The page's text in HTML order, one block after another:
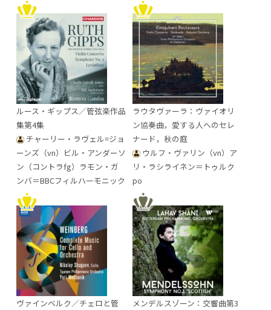
ルース・ギップス／管弦楽作品
集第4集
チャーリー・ラヴェル=ジョ
ーンズ（vn）ビル・アンダーソ
ン（コントラfg）ラモン・ガ
ンバ＝BBCフィルハーモニック
ラウタヴァーラ：ヴァイオリ
ン協奏曲，愛する人へのセレ
ナード，秋の庭
ウルフ・ヴァリン（vn）ア
リ・ラシライネン＝トゥルク
po
ヴァインベルク／チェロと管
メンデルスゾーン：交響曲第3